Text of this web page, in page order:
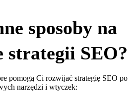
sposoby na
strategii SEO?
pomogą Ci rozwijać strategię SEO po
narzędzi i wtyczek: